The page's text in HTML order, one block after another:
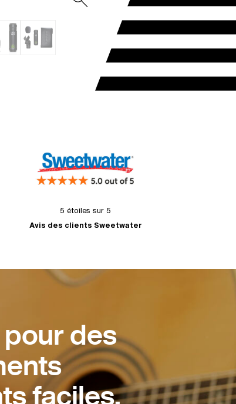
5 étoiles sur 5
Avis des clients Sweetwater
des
faciles.